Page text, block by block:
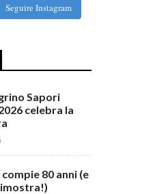
Seguire Instagram
Sapori
celebra la
80 anni (e